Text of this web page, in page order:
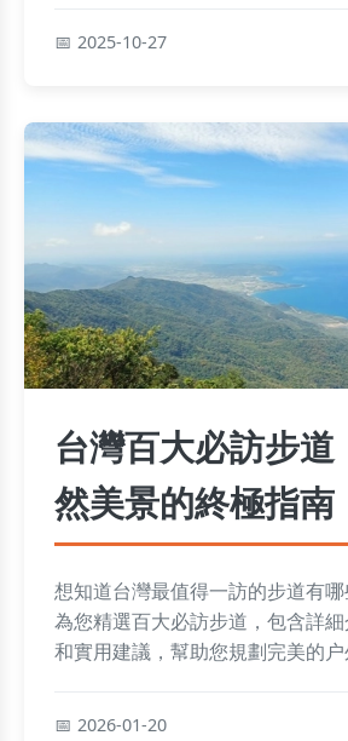
2025-10-27
台灣百大必訪步道
然美景的終極指南
想知道台灣最值得一訪的步道有
為您精選百大必訪步道，包含詳
和實用建議，幫助您規劃完美的
2026-01-20